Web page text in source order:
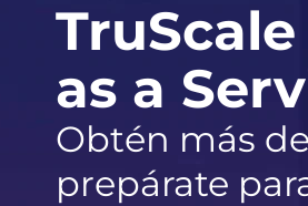
as a
Obtén más
prepárate